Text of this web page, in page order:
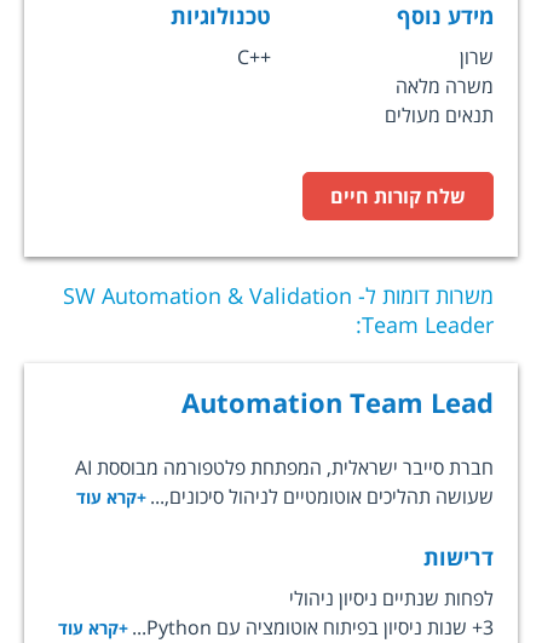
מידע נוסף
שרון
משרה מלאה
תנאים מעולים
טכנולוגיות
C++
שלח קורות חיים
משרות דומות ל- SW Automation & Validation
Team Leader
:
Automation Team Lead
חברת סייבר ישראלית, המפתחת פלטפורמה מבוססת AI
שעושה תהליכים אוטומטיים לניהול סיכונים,... +קרא עוד
דרישות
לפחות שנתיים ניסיון ניהולי
3+ שנות ניסיון בפיתוח אוטומציה עם Python...
+קרא עוד